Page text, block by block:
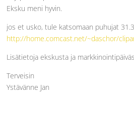
Eksku meni hyvin.
jos et usko, tule katsomaan puhujat
http://home.comcast.net/~daschor/
Lisätietoja ekskusta ja
Terveisin
Ystävänne Jan